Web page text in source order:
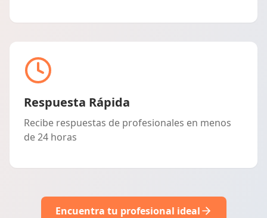
Respuesta Rápida
Recibe respuestas de profesionales en menos
de 24 horas
Encuentra tu profesional ideal